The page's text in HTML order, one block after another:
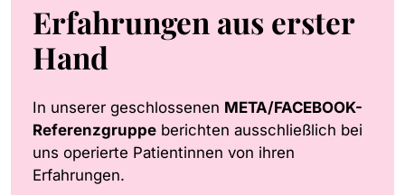
Erfahrungen aus erster
Hand
In unserer geschlossenen META/FACEBOOK-
Referenzgruppe berichten ausschließlich bei
uns operierte Patientinnen von ihren
Erfahrungen.